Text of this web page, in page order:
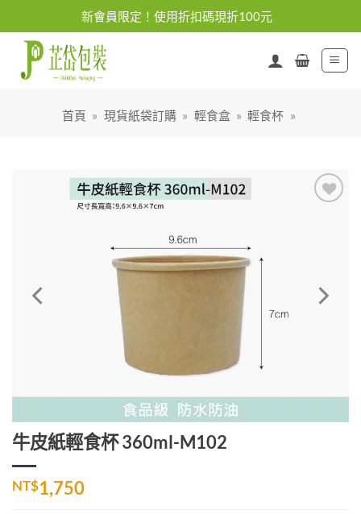
content
新會員限定！使用折扣碼現折100元
首頁 » 現貨紙袋訂購 » 輕食盒 » 輕食杯 »
牛皮紙輕食杯 360ml-M102
NT$1,750